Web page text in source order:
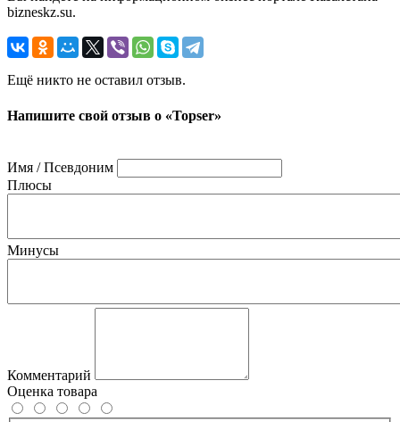
bizneskz.su.
Ещё никто не оставил отзыв.
Напишите свой отзыв о «Topser»
Имя / Псевдоним
Плюсы
Минусы
Комментарий
Оценка товара